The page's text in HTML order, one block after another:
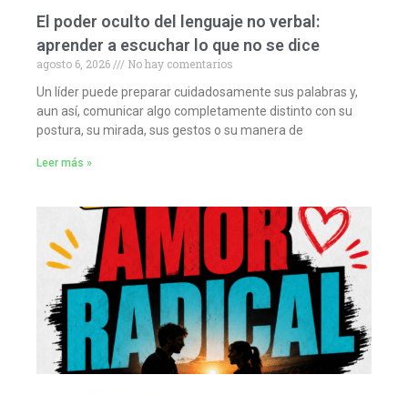
El poder oculto del lenguaje no verbal:
aprender a escuchar lo que no se dice
agosto 6, 2026
No hay comentarios
Un líder puede preparar cuidadosamente sus palabras y,
aun así, comunicar algo completamente distinto con su
postura, su mirada, sus gestos o su manera de
Leer más »